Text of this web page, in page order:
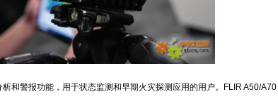
警报功能，用于状态监测和早期火灾探测应用的用户。FLIR A50/A70